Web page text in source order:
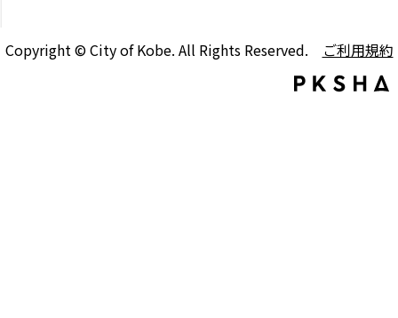
Copyright © City of Kobe. All Rights Reserved. ご利用規約